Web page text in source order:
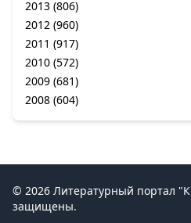
2013 (806)
2012 (960)
2011 (917)
2010 (572)
2009 (681)
2008 (604)
© 2026 Литературный портал
защищены.